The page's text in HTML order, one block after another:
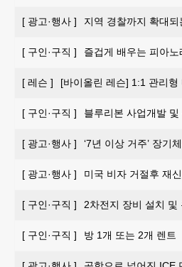
[ 광고·행사 ] 지역 경찰까지 확대
[ 구인·구직 ] 즐겁게 배우는 피아노
[ 레슨 ] [바이올린 레슨] 1:1 관리
[ 구인·구직 ] 블루리본 사업개발
[ 광고·행사 ] ‘7년 이상 거주’ 장기
[ 광고·행사 ] 미국 비자 거절후 재
[ 구인·구직 ] 2차전지 장비 설치 및
[ 구인·구직 ] 방 1개 또는 2개 렌트